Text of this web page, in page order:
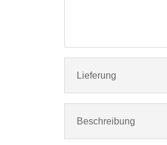
Lieferung
Beschreibung